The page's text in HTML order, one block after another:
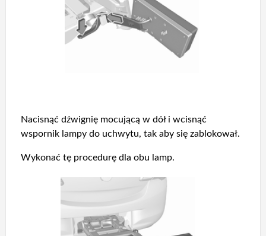
Nacisnąć dźwignię mocującą w dół i wcisnąć
wspornik lampy do uchwytu, tak aby się zablokował.
Wykonać tę procedurę dla obu lamp.